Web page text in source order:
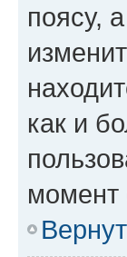
поясу,
как и
момент